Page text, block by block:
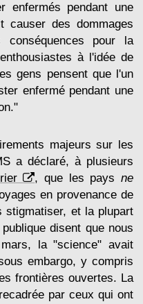
enfermés pendant une
causer des dommages
pour la
à l'idée de
gens pensent que l'un
enfermé pendant une
majeurs sur les
a déclaré, à plusieurs
, que les paysne
en provenance de
stigmatiser, et la plupart
disent que nous
la "science" avait
embargo, y compris
frontières ouvertes. La
par ceux qui ont